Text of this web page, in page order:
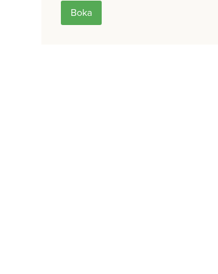
Boka